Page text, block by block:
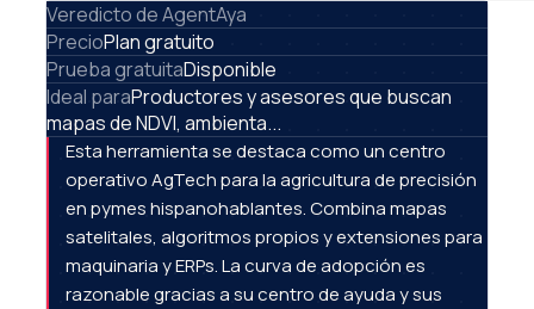
Veredicto de AgentAya
PrecioPlan gratuito
Prueba gratuitaDisponible
Ideal paraProductores y asesores que buscan
mapas de NDVI, ambienta...
Esta herramienta se destaca como un centro
operativo AgTech para la agricultura de precisión
en pymes hispanohablantes. Combina mapas
satelitales, algoritmos propios y extensiones para
maquinaria y ERPs. La curva de adopción es
razonable gracias a su centro de ayuda y sus